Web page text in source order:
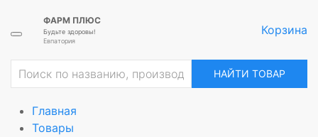
ФАРМ ПЛЮС
Будьте здоровы!
Евпатория
Корзина
НАЙТИ ТОВАР
Главная
Товары